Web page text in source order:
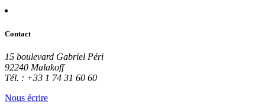
Contact
15 boulevard Gabriel Péri
92240 Malakoff
Tél. : +33 1 74 31 60 60
Nous écrire